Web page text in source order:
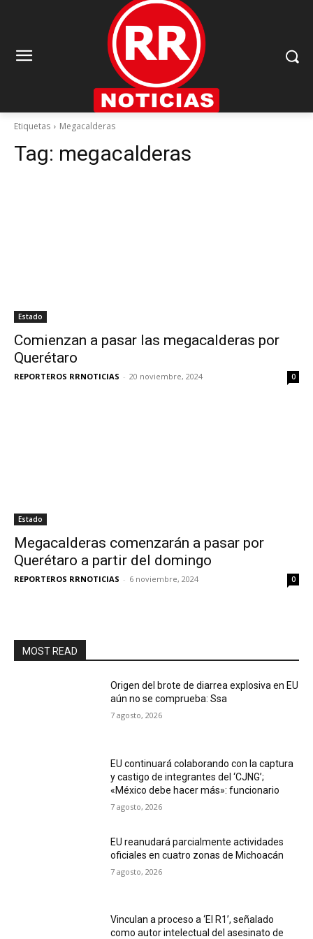
Etiquetas Megacalderas
Tag: megacalderas
Estado
Comienzan a pasar las megacalderas por
Querétaro
REPORTEROS RRNOTICIAS - 20 noviembre, 2024 0
Estado
Megacalderas comenzarán a pasar por
Querétaro a partir del domingo
REPORTEROS RRNOTICIAS - 6 noviembre, 2024 0
MOST READ
Origen del brote de diarrea explosiva en EU
aún no se comprueba: Ssa
7 agosto, 2026
EU continuará colaborando con la captura
y castigo de integrantes del ‘CJNG’;
«México debe hacer más»: funcionario
7 agosto, 2026
EU reanudará parcialmente actividades
oficiales en cuatro zonas de Michoacán
7 agosto, 2026
Vinculan a proceso a ‘El R1’, señalado
como autor intelectual del asesinato de